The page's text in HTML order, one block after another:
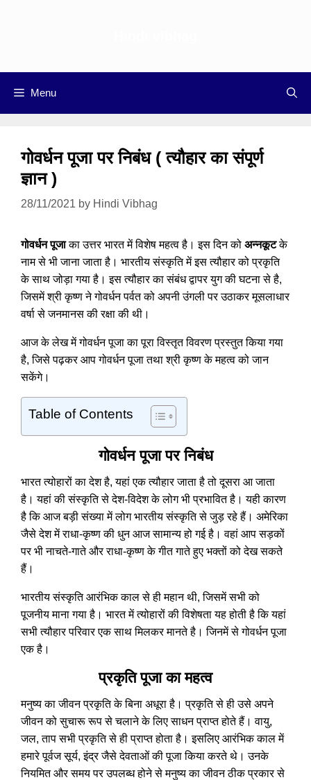
Menu
गोवर्धन पूजा पर निबंध ( त्यौहार का संपूर्ण
ज्ञान )
28/11/2021 by Hindi Vibhag
गोवर्धन पूजाका उत्तर भारत में विशेष महत्व है। इस दिन को अन्नकूटके
नाम से भी जाना जाता है। भारतीय संस्कृति में इस त्यौहार को प्रकृति
के साथ जोड़ा गया है। इस त्यौहार का संबंध द्वापर युग की घटना से है,
जिसमें श्री कृष्ण ने गोवर्धन पर्वत को अपनी उंगली पर उठाकर मूसलाधार
वर्षा से जनमानस की रक्षा की थी।
आज के लेख में गोवर्धन पूजा का पूरा विस्तृत विवरण प्रस्तुत किया गया
है, जिसे पढ़कर आप गोवर्धन पूजा तथा श्री कृष्ण के महत्व को जान
सकेंगे।
Table of Contents
गोवर्धन पूजा पर निबंध
भारत त्योहारों का देश है, यहां एक त्यौहार जाता है तो दूसरा आ जाता
है। यहां की संस्कृति से देश-विदेश के लोग भी प्रभावित है। यही कारण
है कि आज बड़ी संख्या में लोग भारतीय संस्कृति से जुड़ रहे हैं। अमेरिका
जैसे देश में राधा-कृष्ण की धुन आज सामान्य हो गई है। वहां आप सड़कों
पर भी नाचते-गाते और राधा-कृष्ण के गीत गाते हुए भक्तों को देख सकते
हैं।
भारतीय संस्कृति आरंभिक काल से ही महान थी, जिसमें सभी को
पूजनीय माना गया है। भारत में त्योहारों की विशेषता यह होती है कि यहां
सभी त्यौहार परिवार एक साथ मिलकर मानते है। जिनमें से गोवर्धन पूजा
एक है।
प्रकृति पूजा का महत्व
मनुष्य का जीवन प्रकृति के बिना अधूरा है। प्रकृति से ही उसे अपने
जीवन को सुचारू रूप से चलाने के लिए साधन प्राप्त होते हैं। वायु,
जल, ताप सभी प्रकृति से ही प्राप्त होता है। इसलिए आरंभिक काल में
हमारे पूर्वज सूर्य, इंद्र जैसे देवताओं की पूजा किया करते थे। उनके
नियमित और समय पर उपलब्ध होने से मनुष्य का जीवन ठीक प्रकार से